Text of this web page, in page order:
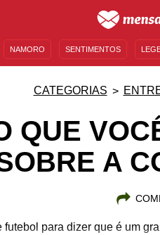
NAMORO SENTIMENTOS
CATEGORIAS
QUE
A
futebol para dizer que é um